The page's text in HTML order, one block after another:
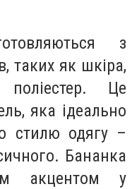
з
таких як шкіра,
Це
яка ідеально
стилю одягу –
Бананка
акцентом у